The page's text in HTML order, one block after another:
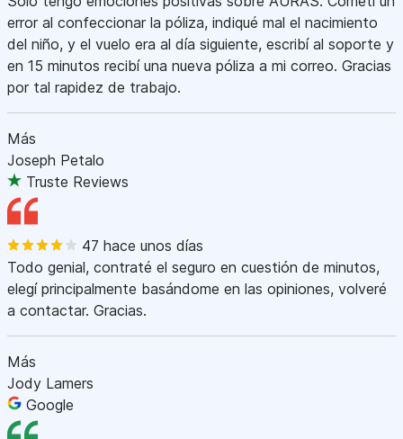
error al confeccionar la póliza, indiqué mal el nacimiento
del niño, y el vuelo era al día siguiente, escribí al soporte y
en 15 minutos recibí una nueva póliza a mi correo. Gracias
por tal rapidez de trabajo.
Más
Joseph Petalo
Truste Reviews
47 hace unos días
Todo genial, contraté el seguro en cuestión de minutos,
elegí principalmente basándome en las opiniones, volveré
a contactar. Gracias.
Más
Jody Lamers
Google